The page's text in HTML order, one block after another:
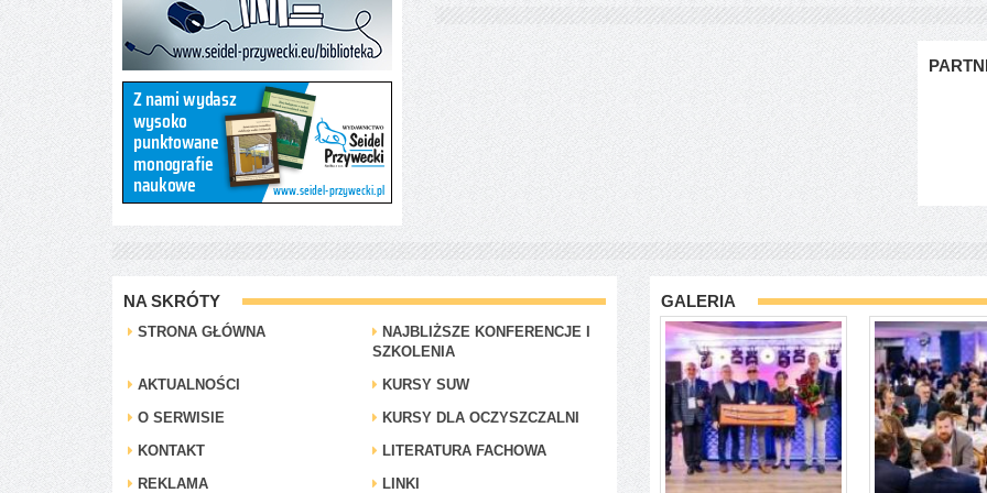
NA SKRÓTY
STRONA GŁÓWNA
NAJBLIŻSZE KONFERENCJE I
SZKOLENIA
AKTUALNOŚCI
KURSY SUW
O SERWISIE
KURSY DLA OCZYSZCZALNI
KONTAKT
LITERATURA FACHOWA
REKLAMA
LINKI
GALERIA